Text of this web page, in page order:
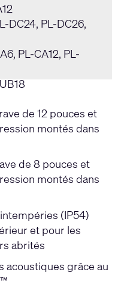
DC24, PL-DC26,
PL-CA12, PL-
de 12 pouces et
montés dans
de 8 pouces et
montés dans
(IP54)
et pour les
abrités
acoustiques grâce au